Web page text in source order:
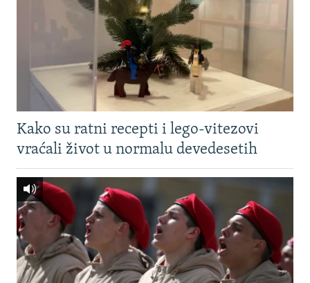
Kako su ratni recepti i lego-vitezovi
vraćali život u normalu devedesetih